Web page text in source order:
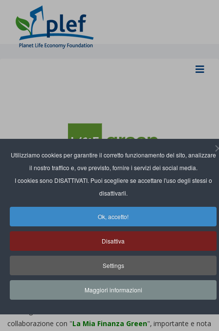
Utilizziamo cookies per garantire il corretto funzionamento del sito, analizzare
il nostro traffico e, ove previsto, fornire i servizi dei social media.
I cookies sono DISATTIVATI. Puoi scegliere se accettare l'uso degli stessi o
disattivarli.
Ok, accetto!
Disattiva
Settings
Maggiori informazioni
Avviata la collaborazione PLEF con "La mia
Visite: 1119
Share:
E' con grande soddisfazione che PLEF annuncia la
collaborazione con "La Mia Finanza Green", importante e nota